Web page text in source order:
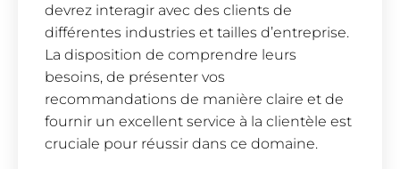
devrez interagir avec des clients de
différentes industries et tailles d’entreprise.
La disposition de comprendre leurs
besoins, de présenter vos
recommandations de manière claire et de
fournir un excellent service à la clientèle est
cruciale pour réussir dans ce domaine.